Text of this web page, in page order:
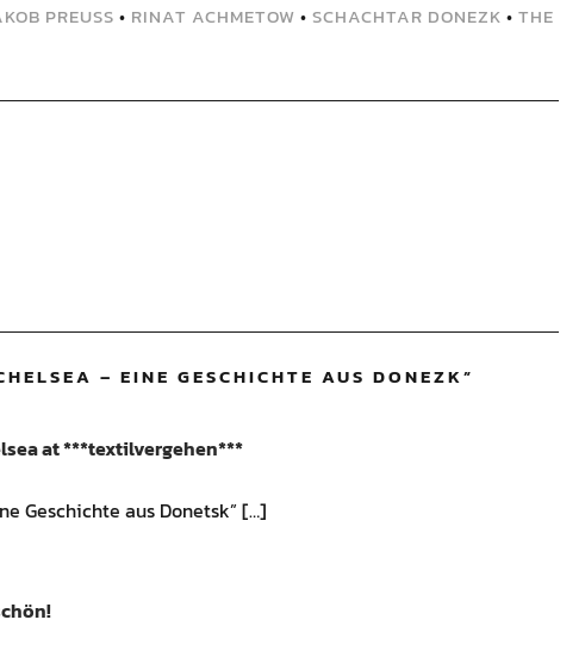
PREUSS • RINAT ACHMETOW • SCHACHTAR DONEZK • THE
– EINE GESCHICHTE AUS DONEZK”
at ***textilvergehen***
Geschichte aus Donetsk” […]